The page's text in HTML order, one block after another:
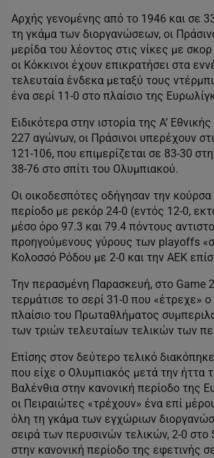
Αρχής γενομένης από το 1946 και σε
τη γκάμα των διοργανώσεων, οι
μερίδα του λέοντος στις νίκες με
οι Κόκκινοι έχουν επικρατήσει στα
τελευταία ένδεκα μεταξύ τους
ένα σερί 11-0 στο πλαίσιο της
Ειδικότερα στην ιστορία της Α’
227 αγώνων, οι Πράσινοι υπερέχουν
121-106, που επιμερίζεται σε 83-30
38-76 στο σπίτι του Ολυμπιακού.
Οι οικοδεσπότες οδήγησαν την κούρσα
περίοδο με ρεκόρ 24-0 (εντός 12-0,
μέσο όρο 97.3 και 79.4 πόντους
προηγούμενους γύρους των playoffs
Κολοσσό Ρόδου με 2-0 και την ΑΕΚ
Την περασμένη Παρασκευή, στο Game
τερμάτισε το σερί 31-0 που «έτρεχε»
πλαίσιο του Πρωταθλήματος
των τριών τελευταίων τελικών των
Επίσης στον δεύτερο τελικό
που είχε ο Ολυμπιακός μετά την ήττα
Βαλένθια στην κανονική περίοδο της
οι Πειραιώτες «τρέχουν» ένα επί
όλη τη γκάμα των εγχώριων
σειρά των περυσινών τελικών, 2-0 στο
στην κανονική περίοδο της εφετινής